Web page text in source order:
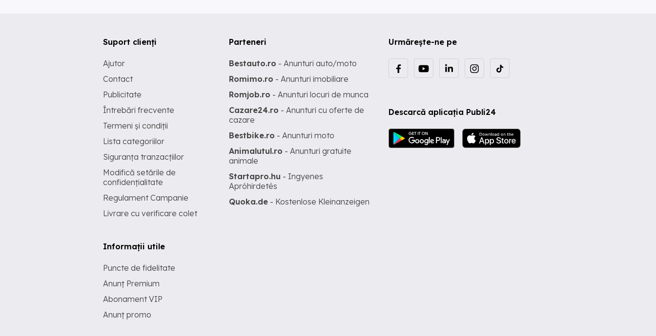
Urmărește-ne pe
Descarcă aplicația Publi24
Suport clienți
Ajutor
Contact
Publicitate
Întrebări frecvente
Termeni și condiții
Lista categoriilor
Siguranța tranzacțiilor
Modifică setările de
confidențialitate
Regulament Campanie
Livrare cu verificare colet
Informații utile
Puncte de fidelitate
Anunț Premium
Abonament VIP
Anunț promo
Parteneri
Bestauto.ro - Anunturi auto/moto
Romimo.ro - Anunturi imobiliare
Romjob.ro - Anunturi locuri de munca
Cazare24.ro - Anunturi cu oferte de
cazare
Bestbike.ro - Anunturi moto
Animalutul.ro - Anunturi gratuite
animale
Startapro.hu - Ingyenes
Apróhirdetés
Quoka.de - Kostenlose Kleinanzeigen